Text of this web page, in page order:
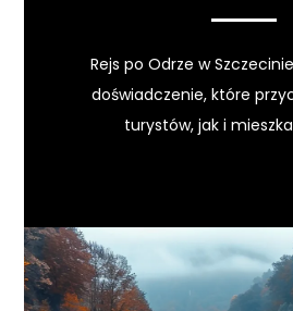
Rejs po Odrze w
doświadczenie, które
turystów, jak i